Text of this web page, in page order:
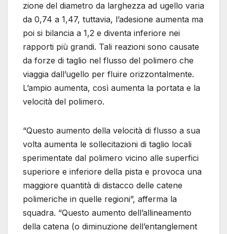
zione del diametro da larghezza ad ugello varia
da 0,74 a 1,47, tuttavia, l’adesione aumenta ma
poi si bilancia a 1,2 e diventa inferiore nei
rapporti più grandi. Tali reazioni sono causate
da forze di taglio nel flusso del polimero che
viaggia dall’ugello per fluire orizzontalmente.
L’ampio aumenta, così aumenta la portata e la
velocità del polimero.
“Questo aumento della velocità di flusso a sua
volta aumenta le sollecitazioni di taglio locali
sperimentate dal polimero vicino alle superfici
superiore e inferiore della pista e provoca una
maggiore quantità di distacco delle catene
polimeriche in quelle regioni”, afferma la
squadra. “Questo aumento dell’allineamento
della catena (o diminuzione dell’entanglement